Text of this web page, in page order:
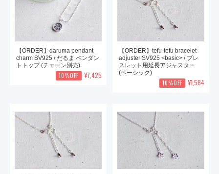
【ORDER】daruma pendant
charm SV925 / だるま ペンダン
トトップ (チェーン別売)
10%OFF ¥7,425
【ORDER】tefu-tefu bracelet
adjuster SV925 <basic> / ブレ
スレット用延長アジャスター
(ベーシック)
10%OFF ¥1,584